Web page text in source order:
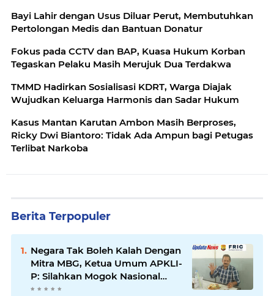
Bayi Lahir dengan Usus Diluar Perut, Membutuhkan
Pertolongan Medis dan Bantuan Donatur
Fokus pada CCTV dan BAP, Kuasa Hukum Korban
Tegaskan Pelaku Masih Merujuk Dua Terdakwa
TMMD Hadirkan Sosialisasi KDRT, Warga Diajak
Wujudkan Keluarga Harmonis dan Sadar Hukum
Kasus Mantan Karutan Ambon Masih Berproses,
Ricky Dwi Biantoro: Tidak Ada Ampun bagi Petugas
Terlibat Narkoba
Berita Terpopuler
Negara Tak Boleh Kalah Dengan
Mitra MBG, Ketua Umum APKLI-
P: Silahkan Mogok Nasional
Ganti Kantin Sekolah